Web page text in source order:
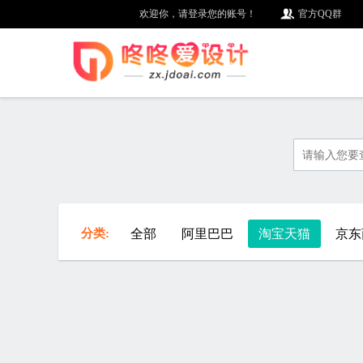
欢迎你，请登录您的账号！ 官方QQ群
分类: 全部 阿里巴巴 淘宝天猫 京